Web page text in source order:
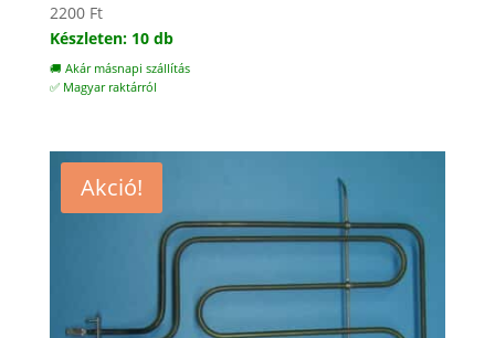
2200 Ft
Készleten: 10 db
🚚 Akár másnapi szállítás
✅ Magyar raktárról
Akció!